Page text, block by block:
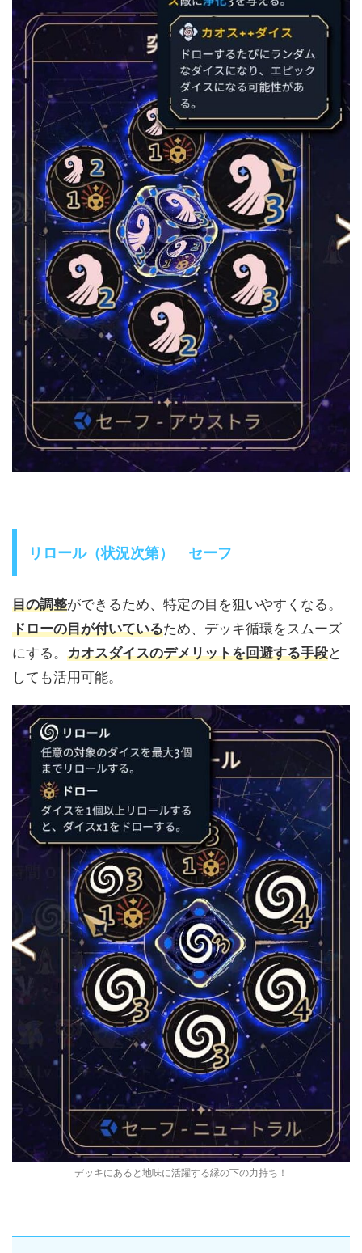
リロール（状況次第） セーフ
目の調整ができるため、特定の目を狙いやすくなる。
ドローの目が付いているため、デッキ循環をスムーズ
にする。 カオスダイスのデメリットを回避する手段と
しても活用可能。
デッキにあると地味に活躍する縁の下の力持ち！